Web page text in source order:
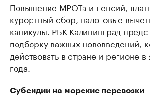
Повышение МРОТа и пенсий,
курортный сбор, налоговые
каникулы. РБК Калининград
подборку важных нововведений,
действовать в стране и регионе
года.
Субсидии на морские перевозки